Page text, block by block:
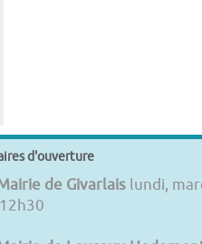
d'ouverture
de Givarlais lundi,